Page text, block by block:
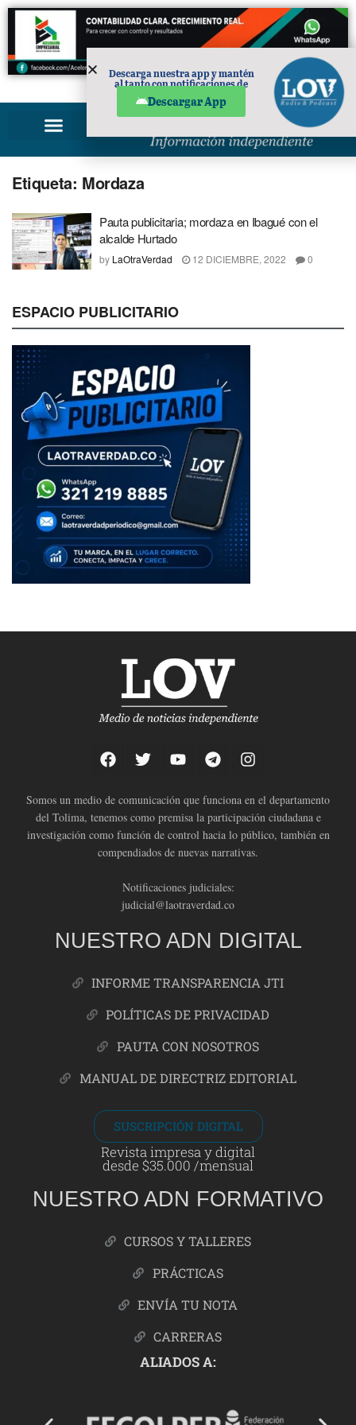
PUBLICIDAD
Etiqueta: Mordaza
Pauta publicitaria; mordaza en Ibagué con el
alcalde Hurtado
by LaOtraVerdad 12 DICIEMBRE, 2022 0
ESPACIO PUBLICITARIO
Somos un medio de comunicación que funciona en el departamento
del Tolima, tenemos como premisa la participación ciudadana e
investigación como función de control hacia lo público, también en
compendiados de nuevas narrativas.
Notificaciones judiciales:
judicial@laotraverdad.co
NUESTRO ADN DIGITAL
INFORME TRANSPARENCIA JTI
POLÍTICAS DE PRIVACIDAD
PAUTA CON NOSOTROS
MANUAL DE DIRECTRIZ EDITORIAL
SUSCRIPCIÓN DIGITAL
Revista impresa y digital
desde $35.000 /mensual
NUESTRO ADN FORMATIVO
CURSOS Y TALLERES
PRÁCTICAS
ENVÍA TU NOTA
CARRERAS
ALIADOS A:
Descarga nuestra app y mantén
al tanto con notificaciones de
Descargar App